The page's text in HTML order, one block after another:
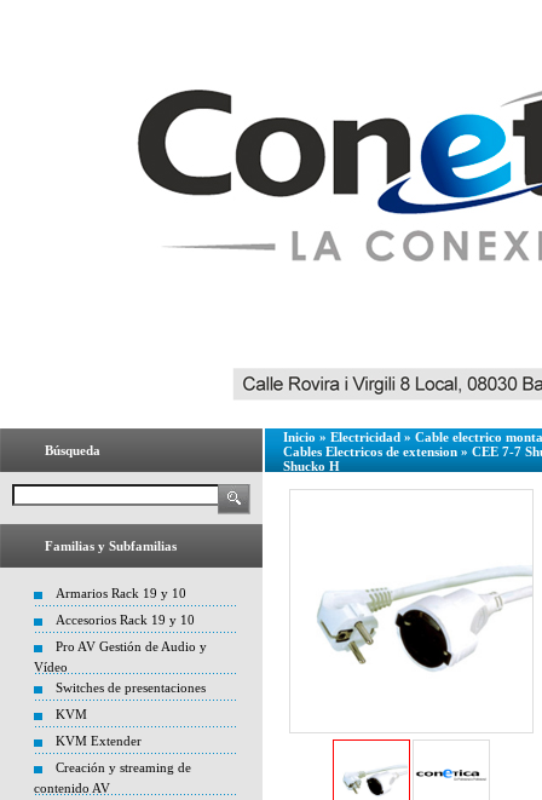
Búsqueda
Familias y Subfamilias
Armarios Rack 19 y 10
Accesorios Rack 19 y 10
Pro AV Gestión de Audio y
Vídeo
Switches de presentaciones
KVM
KVM Extender
Creación y streaming de
contenido AV
Inicio » Electricidad » Cable electrico
Cables Electricos de extension » CEE 7-7
Shucko H